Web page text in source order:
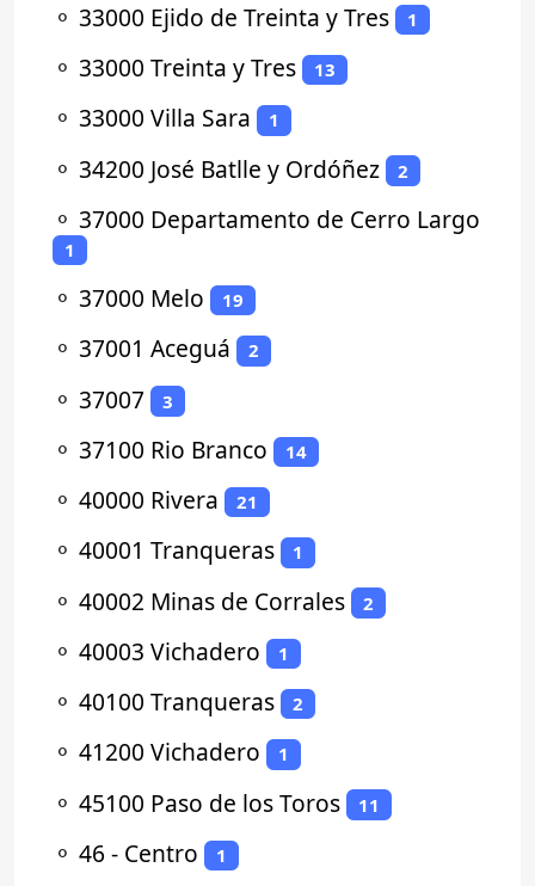
⚬ 33000 Ejido de Treinta y Tres 1
⚬ 33000 Treinta y Tres 13
⚬ 33000 Villa Sara 1
⚬ 34200 José Batlle y Ordóñez 2
⚬ 37000 Departamento de Cerro Largo
1
⚬ 37000 Melo 19
⚬ 37001 Aceguá 2
⚬ 37007 3
⚬ 37100 Rio Branco 14
⚬ 40000 Rivera 21
⚬ 40001 Tranqueras 1
⚬ 40002 Minas de Corrales 2
⚬ 40003 Vichadero 1
⚬ 40100 Tranqueras 2
⚬ 41200 Vichadero 1
⚬ 45100 Paso de los Toros 11
⚬ 46 - Centro 1